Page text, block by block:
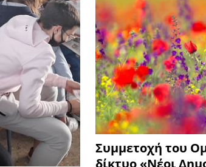
Συμμετοχή του
δίκτυο «Νέοι